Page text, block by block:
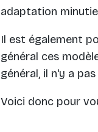
adaptation
Il est également
général ces
général, il n'y a
Voici donc pour